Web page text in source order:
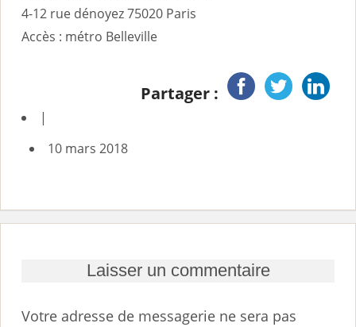
4-12 rue dénoyez 75020 Paris
Accès : métro Belleville
Partager :
|
10 mars 2018
Laisser un commentaire
Votre adresse de messagerie ne sera pas